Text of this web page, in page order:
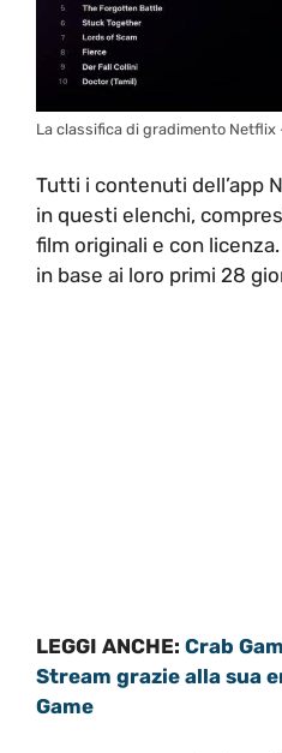
La classifica di gradimento Netflix
Tutti i contenuti dell’app
in questi elenchi,
film originali e con
in base ai loro primi 28
LEGGI ANCHE: Crab
Stream grazie alla sua
Game